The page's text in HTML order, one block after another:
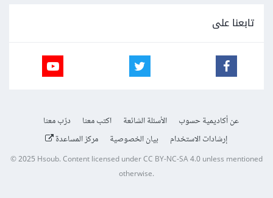
تابعنا على
عن أكاديمية حسوب الأسئلة الشائعة اكتب معنا
درّب معنا
إرشادات الاستخدام
بيان الخصوصية مركز المساعدة
© 2025Hsoub.Content licensed underCC BY-NC-SA 4.0unless mentioned
otherwise.